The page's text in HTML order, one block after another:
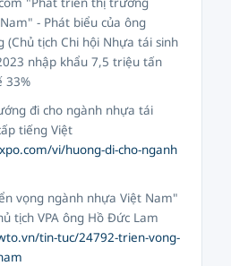
- Phát biểu của ông
(Chủ tịch Chi hội Nhựa tái sinh
nhập khẩu 7,5 triệu tấn
33%
đi cho ngành nhựa tái
tiếng Việt
vi/huong-di-cho-nganh
vọng ngành nhựa Việt Nam"
tịch VPA ông Hồ Đức Lam
tin-tuc/24792-trien-vong-